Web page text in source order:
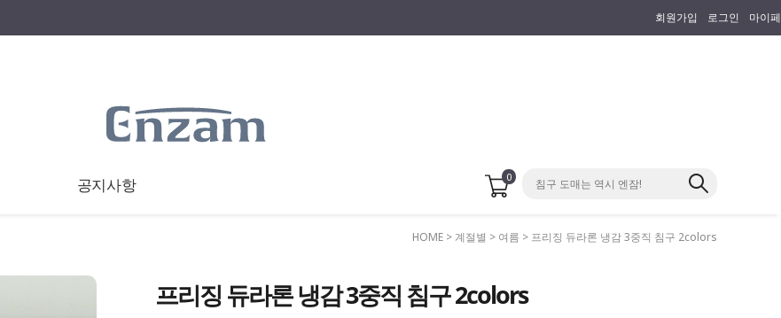
회원가입 로그인 마이
공지사항 0
HOME >계절별 > 여름 > 프리징 듀라론 냉감 3중직 침구 2colors
프리징 듀라론 냉감 3중직 침구 2colors